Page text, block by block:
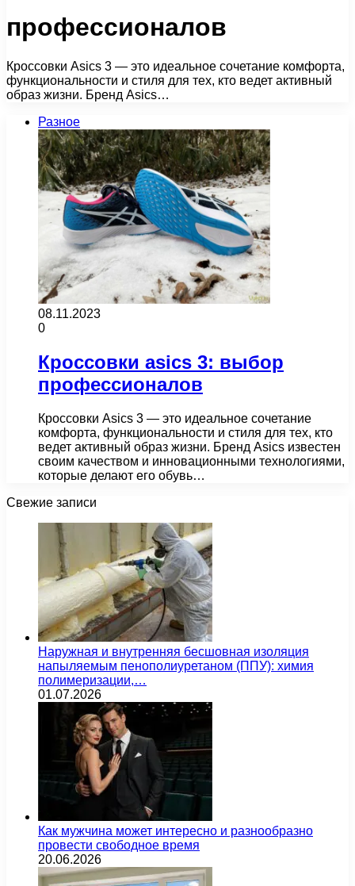
профессионалов
Кроссовки Asics 3 — это идеальное сочетание комфорта,
функциональности и стиля для тех, кто ведет активный
образ жизни. Бренд Asics…
Разное
08.11.2023
0
Кроссовки asics 3: выбор
профессионалов
Кроссовки Asics 3 — это идеальное сочетание
комфорта, функциональности и стиля для тех, кто
ведет активный образ жизни. Бренд Asics известен
своим качеством и инновационными технологиями,
которые делают его обувь…
Свежие записи
Наружная и внутренняя бесшовная изоляция
напыляемым пенополиуретаном (ППУ): химия
полимеризации,…
01.07.2026
Как мужчина может интересно и разнообразно
провести свободное время
20.06.2026